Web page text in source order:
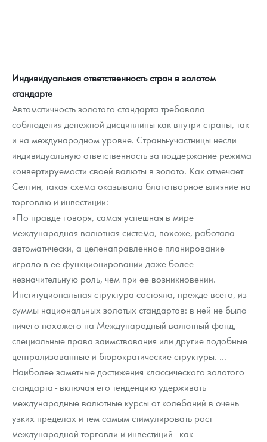
Индивидуальная ответственность стран в золотом
стандарте
Автоматичность золотого стандарта требовала
соблюдения денежной дисциплины как внутри страны, так
и на международном уровне. Страны-участницы несли
индивидуальную ответственность за поддержание режима
конвертируемости своей валюты в золото. Как отмечает
Селгин, такая схема оказывала благотворное влияние на
торговлю и инвестиции:
«По правде говоря, самая успешная в мире
международная валютная система, похоже, работала
автоматически, а целенаправленное планирование
играло в ее функционировании даже более
незначительную роль, чем при ее возникновении.
Институциональная структура состояла, прежде всего, из
суммы национальных золотых стандартов: в ней не было
ничего похожего на Международный валютный фонд,
специальные права заимствования или другие подобные
централизованные и бюрократические структуры. ...
Наиболее заметные достижения классического золотого
стандарта - включая его тенденцию удерживать
международные валютные курсы от колебаний в очень
узких пределах и тем самым стимулировать рост
международной торговли и инвестиций - как